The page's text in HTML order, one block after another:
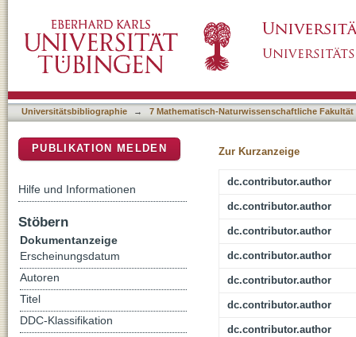
ATCC PTA-5024
Universitätsbibliographie → 7 Mathematisch-Naturwissenschaftliche Fakultät
Zur Kurzanzeige
dc.contributor.author
dc.contributor.author
dc.contributor.author
dc.contributor.author
dc.contributor.author
dc.contributor.author
dc.contributor.author
PUBLIKATION MELDEN
Hilfe und Informationen
Stöbern
Dokumentanzeige
Erscheinungsdatum
Autoren
Titel
DDC-Klassifikation